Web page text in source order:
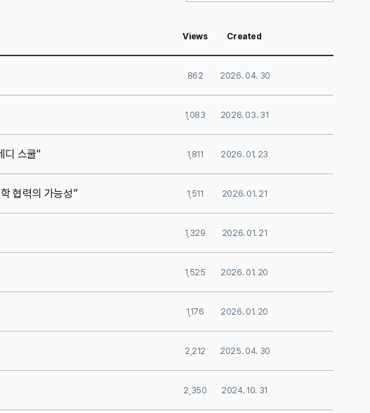
Views Created
862 2026. 04. 30
1,083 2026. 03. 31
디 스쿨" 1,811 2026. 01. 23
협력의 가능성” 1,511 2026. 01. 21
1,329 2026. 01. 21
1,525 2026. 01. 20
1,176 2026. 01. 20
2,212 2025. 04. 30
2,350 2024. 10. 31